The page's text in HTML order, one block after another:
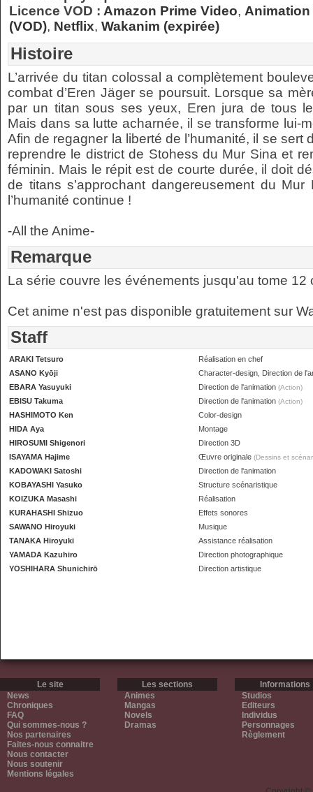
Licence VOD : Amazon Prime Video,
(VOD), Netflix, Wakanim (expirée)
Histoire
L’arrivée du titan colossal a complètement
combat d’Eren Jäger se poursuit. Lorsque sa
par un titan sous ses yeux, Eren jura de tous
Mais dans sa lutte acharnée, il se transforme lui-
Afin de regagner la liberté de l’humanité, il se
reprendre le district de Stohess du Mur Sina et
féminin. Mais le répit est de courte durée, il doit
de titans s’approchant dangereusement du
l’humanité continue !
-All the Anime-
Remarque
La série couvre les événements jusqu'au tome 12
Cet anime n'est pas disponible gratuitement sur
Staff
ARAKI Tetsuro
Réalisation en chef
ASANO Kyōji
Character-design, Direction de
EBARA Yasuyuki
Direction de l'animation (Action)
EBISU Takuma Direction de l'animation (Action)
HASHIMOTO Ken
Color-design
HIDA Aya
Montage
HIROSUMI Shigenori
Direction 3D
ISAYAMA Hajime
Œuvre originale (Dessins et
KADOWAKI Satoshi
Direction de l'animation
KOBAYASHI Yasuko
Structure scénaristique
KOIZUKA Masashi
Réalisation
KURAHASHI Shizuo
Effets sonores
SAWANO Hiroyuki
Musique
TANAKA Hiroyuki
Assistance réalisation
YAMADA Kazuhiro
Direction photographique
YOSHIHARA Shunichirō
Direction artistique
Le site
News
Chroniques
FAQ
Qui sommes-nous ?
Nos partenaires
Faites-nous connaitre
Nous contacter
Nous soutenir
Mentions légales
Les sections
Animes
Mangas
Novels
Dramas
Informations
Studios
Editeurs
Individus
Personnages
Règlement